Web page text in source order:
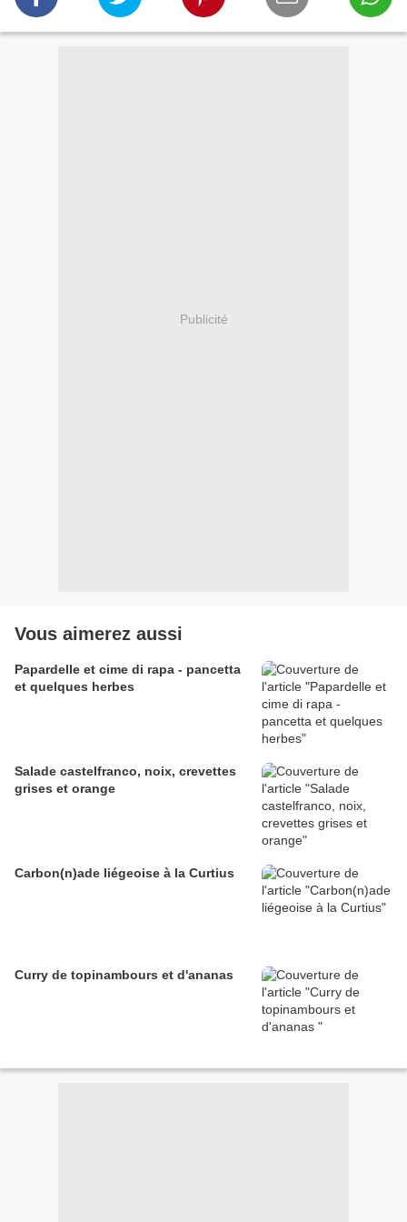
Publicité
Vous aimerez aussi
Papardelle et cime di rapa - pancetta
et quelques herbes
Salade castelfranco, noix, crevettes
grises et orange
Carbon(n)ade liégeoise à la Curtius
Curry de topinambours et d'ananas